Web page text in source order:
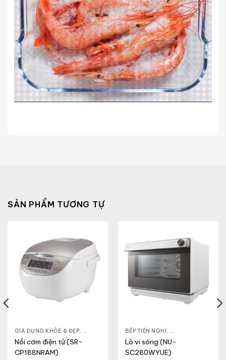
SẢN PHẨM TƯƠNG TỰ
GIA DỤNG KHỎE & ĐẸP, NỒI - ẤM - CA - BÌNH ,NỒI CƠM ĐIỆN
Nồi cơm điện tử (SR-
CP188NRAM)
BẾP TIỆN NGHI,
Lò vi sóng (NU-
SC280WYUE)
CA - BÌNH, NỒI CƠM ĐIỆN